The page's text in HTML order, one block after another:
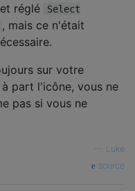
et réglé
Select
, mais ce n'était
sur votre
part l'icône, vous ne
pas si vous ne
Luke
source